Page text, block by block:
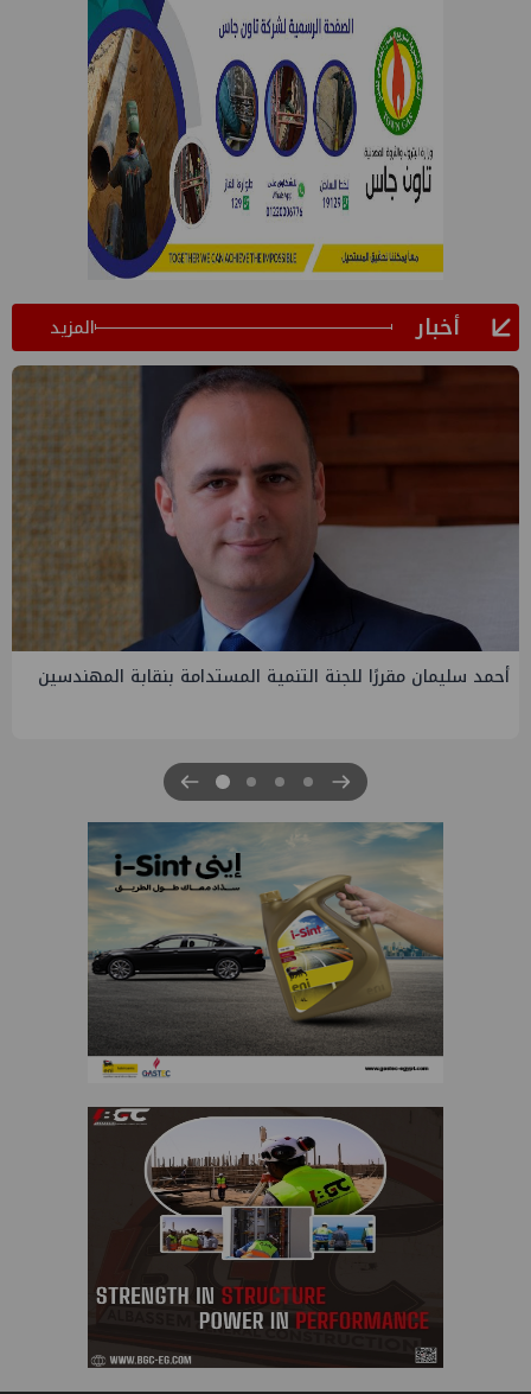
أخبار المزيد
أحمد سليمان مقررًا للجنة التنمية المستدامة بنقابة المهندسين